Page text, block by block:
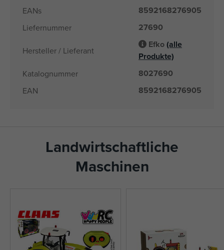
EANs 8592168276905
Liefernummer 27690
Hersteller / Lieferant
Efko(alle
Produkte)
Katalognummer 8027690
EAN 8592168276905
Landwirtschaftliche
Maschinen